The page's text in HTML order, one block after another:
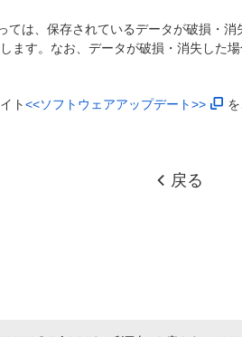
ては、保存されているデータが破損・
ます。なお、データが破損・消失した
ト<<ソフトウェアアップデート>>
戻る